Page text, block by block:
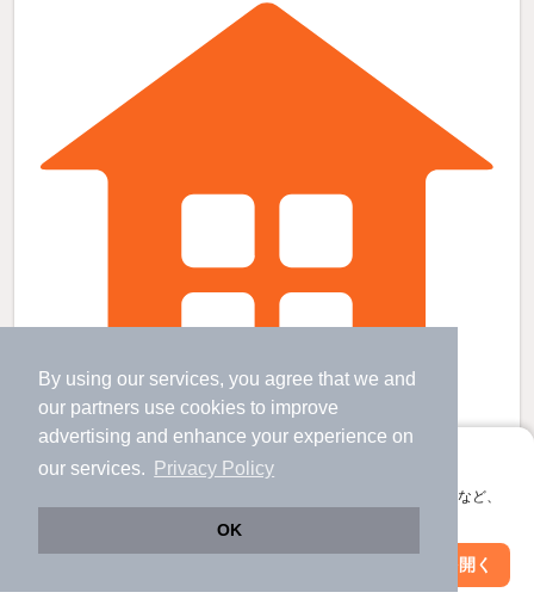
By using our services, you agree that we and
our partners use cookies to improve
advertising and enhance your experience on
our services.
Privacy Policy
OK
アプリに切り替えて、サクサクお部屋探し
会員登録なしですぐ使える。マップ検索やお気に入り保存など、
アプリを開く
富士山駅 歩 13
山梨県富士吉田市新西原２丁目
絞り込み条件を変更